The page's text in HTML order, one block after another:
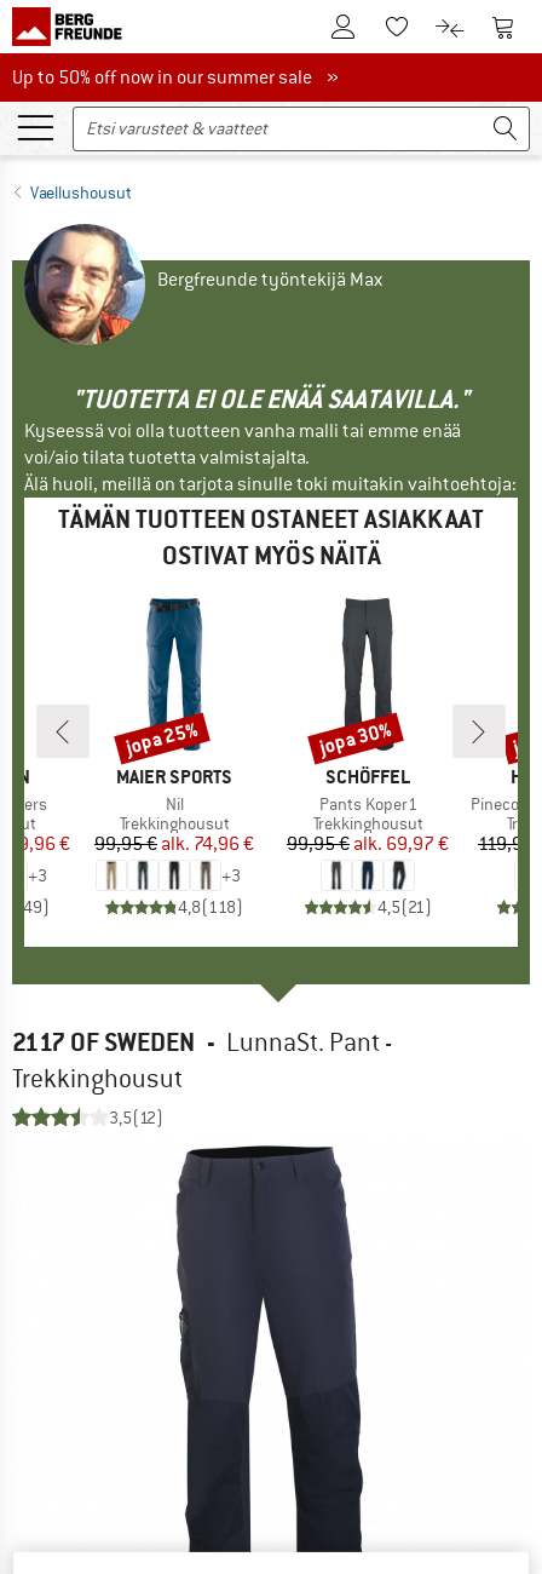
Tästä asiakastililleTästä toivelistalle.
Tästä
Up to 50% off now in our summer sale
Up to 50% off now in our summer sale »
Vaellushousut
Bergfreunde työntekijä Max
"TUOTETTA EI OLE ENÄÄ SAATAVILLA."
Kyseessä voi olla tuotteen vanha malli tai emme enää
voi/aio tilata tuotetta valmistajalta.
Älä huoli, meillä on tarjota sinulle toki muitakin vaihtoehtoja:
TÄMÄN TUOTTEEN OSTANEET ASIAKKAAT
OSTIVAT MYÖS NÄITÄ
hinta
169,96 €
+3
149)
MERKKI
MAIER SPORTS
Tuote
Nil
Tuoteryhmä
Trekkinghousut
Hinta
99,95 € Alennettu hinta
alk. 74,96 €
+3
4,8(118)
Alennus
jopa 25%
MERKKI
SCHÖFFEL
Tuote
Pants Koper1
Tuoteryhmä
Trekkinghousut
Hinta
99,95 € Alennettu hinta
alk. 69,97 €
4,5(21)
Alennus
jopa 30%
Tuote
119,95
2117 OF SWEDEN - LunnaSt. Pant -
Trekkinghousut
3,5(12)